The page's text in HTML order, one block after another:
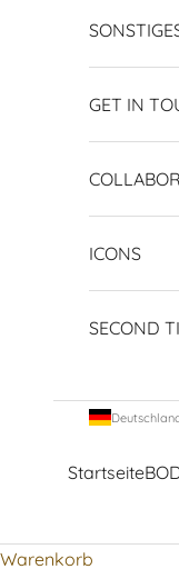
Startseite
GET IN
ICONS
SECOND
Warenkorb